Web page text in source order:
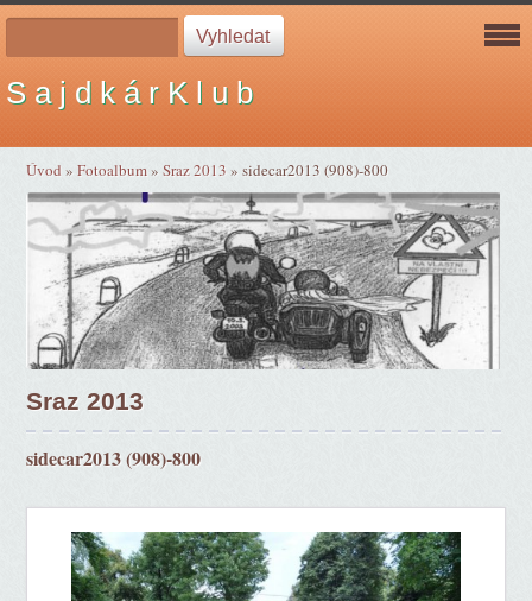
S a j d k á r K l u b
Úvod »Fotoalbum»Sraz 2013 »sidecar2013 (908)-800
Sraz 2013
sidecar2013 (908)-800